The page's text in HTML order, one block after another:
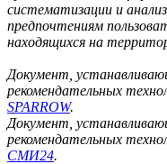
систематизации и
предпочтениям
находящихся на
Документ,
рекомендательных
SPARROW.
Документ,
рекомендательных
СМИ24.